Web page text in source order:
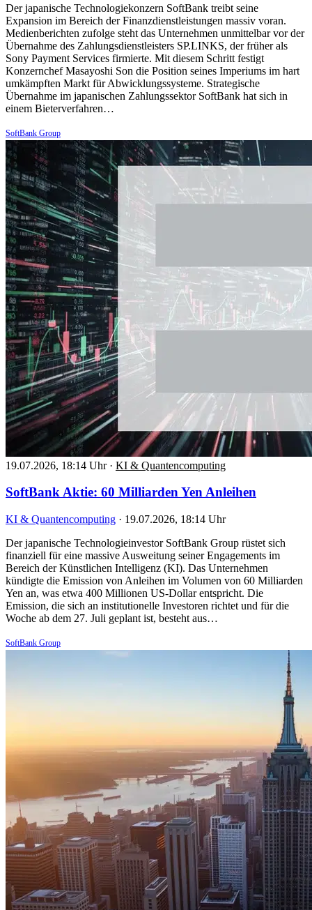
Der japanische Technologiekonzern SoftBank treibt seine
Expansion im Bereich der Finanzdienstleistungen massiv voran.
Medienberichten zufolge steht das Unternehmen unmittelbar vor der
Übernahme des Zahlungsdienstleisters SP.LINKS, der früher als
Sony Payment Services firmierte. Mit diesem Schritt festigt
Konzernchef Masayoshi Son die Position seines Imperiums im hart
umkämpften Markt für Abwicklungssysteme. Strategische
Übernahme im japanischen Zahlungssektor SoftBank hat sich in
einem Bieterverfahren…
SoftBank Group
19.07.2026, 18:14 Uhr · KI & Quantencomputing
SoftBank Aktie: 60 Milliarden Yen Anleihen
KI & Quantencomputing · 19.07.2026, 18:14 Uhr
Der japanische Technologieinvestor SoftBank Group rüstet sich
finanziell für eine massive Ausweitung seiner Engagements im
Bereich der Künstlichen Intelligenz (KI). Das Unternehmen
kündigte die Emission von Anleihen im Volumen von 60 Milliarden
Yen an, was etwa 400 Millionen US-Dollar entspricht. Die
Emission, die sich an institutionelle Investoren richtet und für die
Woche ab dem 27. Juli geplant ist, besteht aus…
SoftBank Group